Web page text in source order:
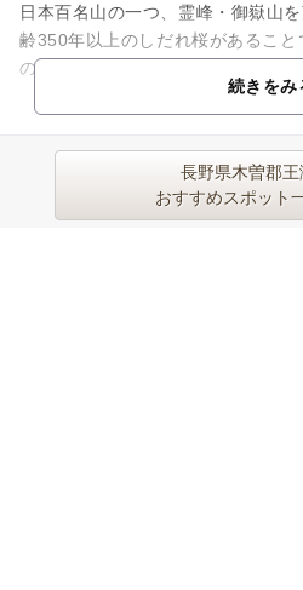
日本百名山の一つ、霊峰・御嶽山
齢350年以上のしだれ桜があるこ
の指定天然記念物に指定されてい
続きをみ
長野県木曽郡
おすすめスポット